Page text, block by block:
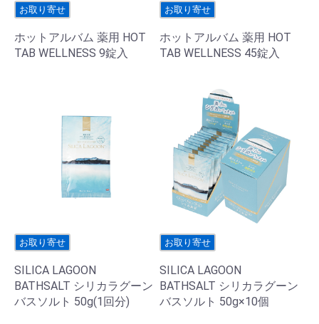
お取り寄せ
ホットアルバム 薬用 HOT
TAB WELLNESS 9錠入
お取り寄せ
ホットアルバム 薬用 HOT
TAB WELLNESS 45錠入
お取り寄せ
SILICA LAGOON
BATHSALT シリカラグーン
バスソルト 50g(1回分)
お取り寄せ
SILICA LAGOON
BATHSALT シリカラグーン
バスソルト 50g×10個